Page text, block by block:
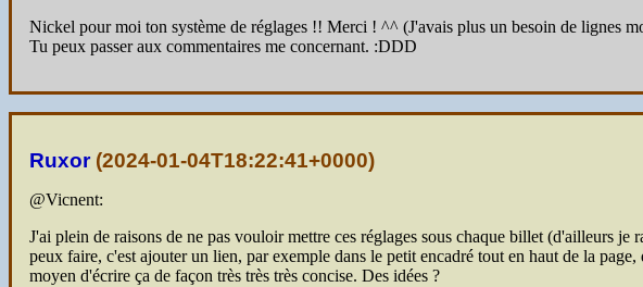
Nickel pour moi ton système de réglages !! Merci ! ^^ (J'avais plus un besoin de lignes
Tu peux passer aux commentaires me concernant. :DDD
Ruxor(2024-01-04T18:22:41+0000)
@Vicnent:
J'ai plein de raisons de ne pas vouloir mettre ces réglages sous chaque billet (d'ailleurs
peux faire, c'est ajouter un lien, par exemple dans le petit encadré tout en haut de la
moyen d'écrire ça de façon très très très concise. Des idées ?